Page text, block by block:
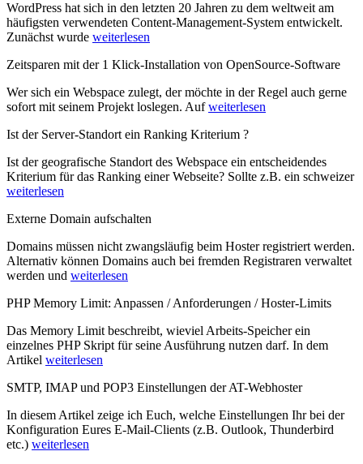
WordPress hat sich in den letzten 20 Jahren zu dem weltweit am
häufigsten verwendeten Content-Management-System entwickelt.
Zunächst wurde weiterlesen
Zeitsparen mit der 1 Klick-Installation von OpenSource-Software
Wer sich ein Webspace zulegt, der möchte in der Regel auch gerne
sofort mit seinem Projekt loslegen. Aufweiterlesen
Ist der Server-Standort ein Ranking Kriterium ?
Ist der geografische Standort des Webspace ein entscheidendes
Kriterium für das Ranking einer Webseite? Sollte z.B. ein schweizer
weiterlesen
Externe Domain aufschalten
Domains müssen nicht zwangsläufig beim Hoster registriert werden.
Alternativ können Domains auch bei fremden Registraren verwaltet
werden und weiterlesen
PHP Memory Limit: Anpassen / Anforderungen / Hoster-Limits
Das Memory Limit beschreibt, wieviel Arbeits-Speicher ein
einzelnes PHP Skript für seine Ausführung nutzen darf. In dem
Artikel weiterlesen
SMTP, IMAP und POP3 Einstellungen der AT-Webhoster
In diesem Artikel zeige ich Euch, welche Einstellungen Ihr bei der
Konfiguration Eures E-Mail-Clients (z.B. Outlook, Thunderbird
etc.) weiterlesen